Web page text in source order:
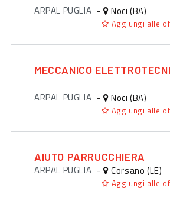
ARPAL PUGLIA - Noci (BA)
Aggiungi alle
MECCANICO
ARPAL PUGLIA - Noci (BA)
Aggiungi alle
AIUTO PARRUCCHIERA
ARPAL PUGLIA - Corsano (LE)
Aggiungi alle